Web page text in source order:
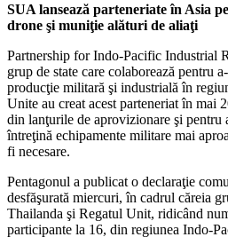
SUA lansează parteneriate în Asia
drone şi muniţie alături de aliaţi
Partnership for Indo-Pacific Industrial
grup de state care colaborează pentru
producţie militară şi industrială în
Unite au creat acest parteneriat în mai
din lanţurile de aprovizionare şi pentru
întreţină echipamente militare mai
fi necesare.
Pentagonul a publicat o declaraţie
desfăşurată miercuri, în cadrul căreia
Thailanda şi Regatul Unit, ridicând
participante la 16, din regiunea Indo-